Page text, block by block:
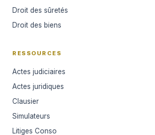
Droit des sûretés
Droit des biens
RESSOURCES
Actes judiciaires
Actes juridiques
Clausier
Simulateurs
Litiges Conso